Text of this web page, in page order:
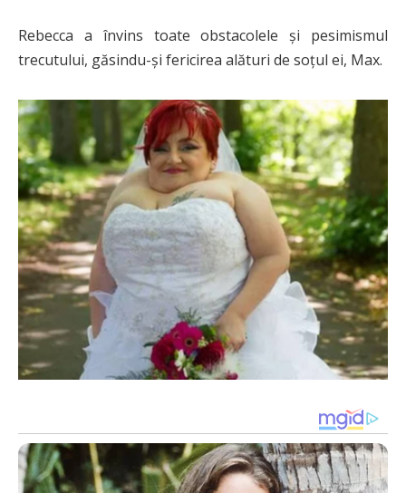
Rebecca a învins toate obstacolele și pesimismul
trecutului, găsindu-și fericirea alături de soțul ei, Max.